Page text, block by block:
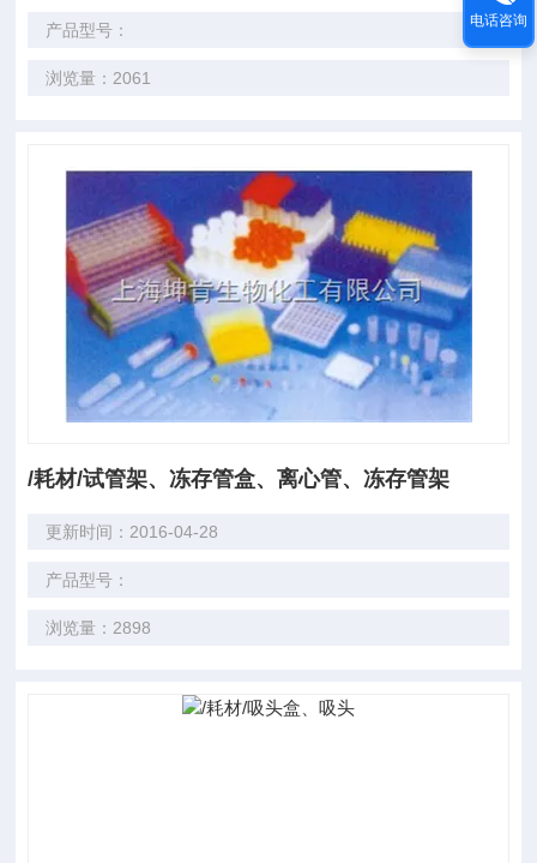
产品型号：
浏览量：2061
/耗材/试管架、冻存管盒、离心管、冻存管架
更新时间：2016-04-28
产品型号：
浏览量：2898
电话咨询